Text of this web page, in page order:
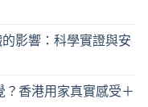
影響：科學實證與安
香港用家真實感受＋